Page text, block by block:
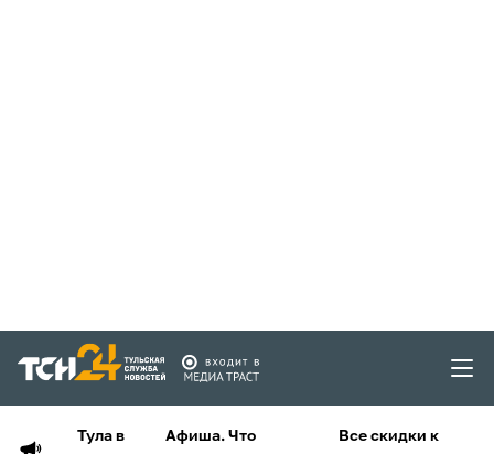
Тула в
Афиша. Что
Все скидки к